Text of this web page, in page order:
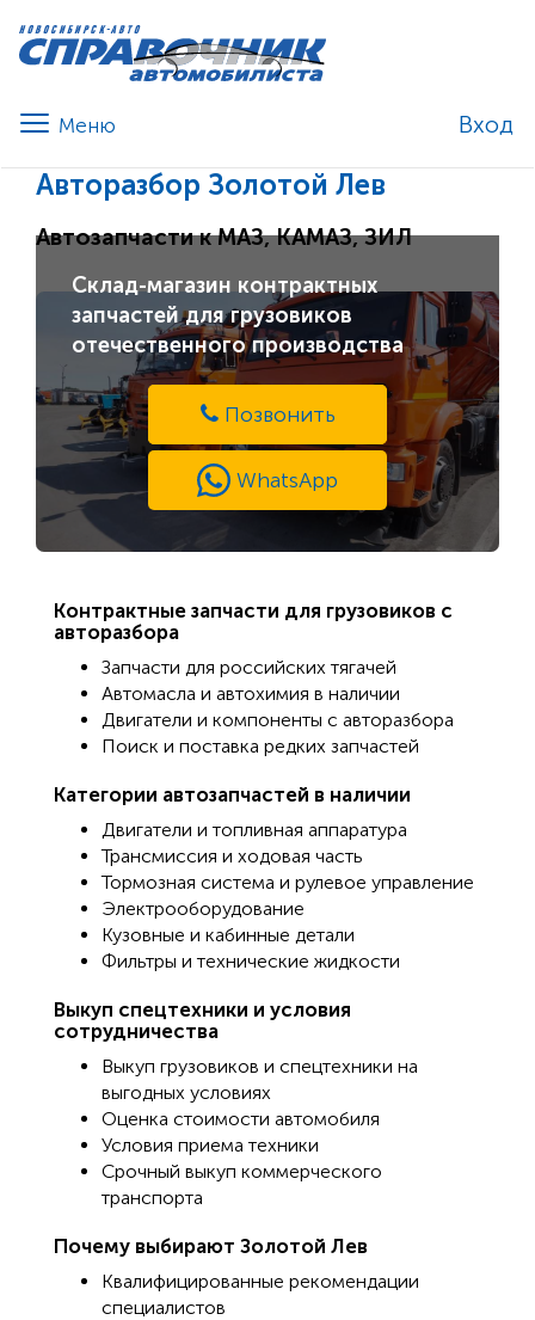
Вход
Авторазбор Золотой Лев
Автозапчасти к МАЗ, КАМАЗ, ЗИЛ
Склад-магазин контрактных
запчастей для грузовиков
отечественного производства
Позвонить
WhatsApp
Контрактные запчасти для грузовиков с
авторазбора
Запчасти для российских тягачей
Автомасла и автохимия в наличии
Двигатели и компоненты с авторазбора
Поиск и поставка редких запчастей
Категории автозапчастей в наличии
Двигатели и топливная аппаратура
Трансмиссия и ходовая часть
Тормозная система и рулевое управление
Электрооборудование
Кузовные и кабинные детали
Фильтры и технические жидкости
Выкуп спецтехники и условия
сотрудничества
Выкуп грузовиков и спецтехники на
выгодных условиях
Оценка стоимости автомобиля
Условия приема техники
Срочный выкуп коммерческого
транспорта
Почему выбирают Золотой Лев
Квалифицированные рекомендации
специалистов